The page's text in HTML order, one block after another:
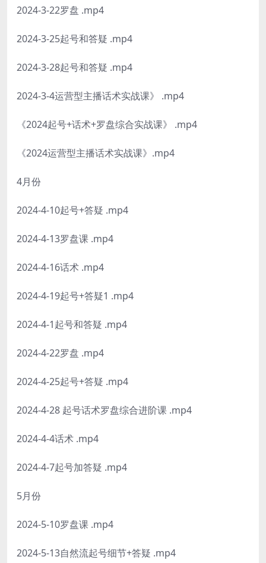
2024-3-22罗盘 .mp4
2024-3-25起号和答疑 .mp4
2024-3-28起号和答疑 .mp4
2024-3-4运营型主播话术实战课》 .mp4
《2024起号+话术+罗盘综合实战课》 .mp4
《2024运营型主播话术实战课》.mp4
4月份
2024-4-10起号+答疑 .mp4
2024-4-13罗盘课 .mp4
2024-4-16话术 .mp4
2024-4-19起号+答疑1 .mp4
2024-4-1起号和答疑 .mp4
2024-4-22罗盘 .mp4
2024-4-25起号+答疑 .mp4
2024-4-28 起号话术罗盘综合进阶课 .mp4
2024-4-4话术 .mp4
2024-4-7起号加答疑 .mp4
5月份
2024-5-10罗盘课 .mp4
2024-5-13自然流起号细节+答疑 .mp4